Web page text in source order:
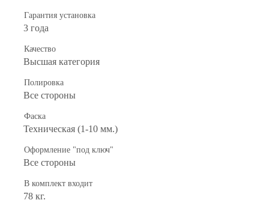
Гарантия установка
3 года
Качество
Высшая категория
Полировка
Все стороны
Фаска
Техническая (1-10 мм.)
Оформление "под ключ"
Все стороны
В комплект входит
78 кг.